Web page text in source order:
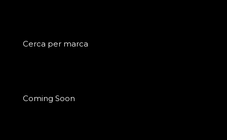
Cerca per marca
Coming Soon